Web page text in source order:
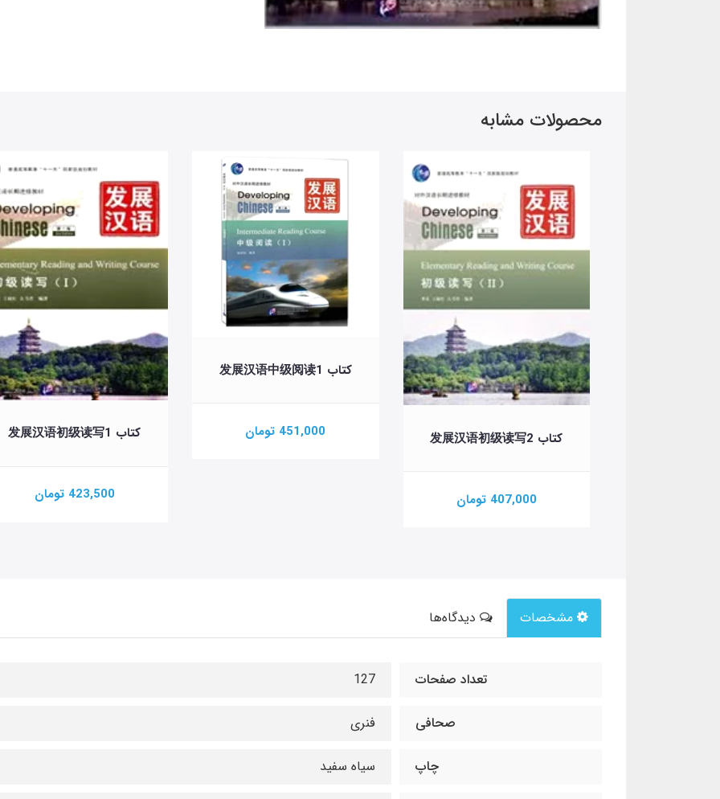
محصولات مشابه
کتاب 发展汉语初级读写2
407,000 تومان
کتاب 发展汉语中级阅读1
451,000 تومان کتاب 发展汉语初级读写1
423,500 تومان
مشخصات دیدگاه‌ها
تعداد صفحات 127
صحافی فنری
چاپ سیاه سفید